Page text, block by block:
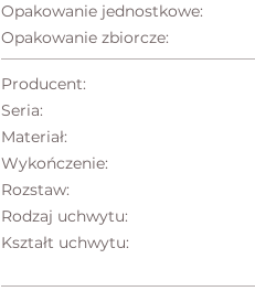
Opakowanie jednostkowe:
Opakowanie zbiorcze:
Producent:
Seria:
Materiał:
Wykończenie:
Rozstaw:
Rodzaj uchwytu:
Kształt uchwytu: